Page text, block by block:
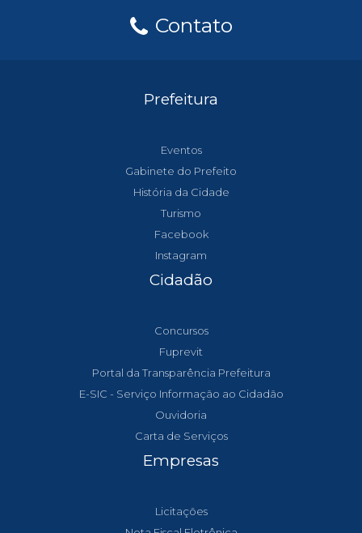
Contato
Prefeitura
Eventos
Gabinete do Prefeito
História da Cidade
Turismo
Facebook
Instagram
Cidadão
Concursos
Fuprevit
Portal da Transparência Prefeitura
E-SIC - Serviço Informação ao Cidadão
Ouvidoria
Carta de Serviços
Empresas
Licitações